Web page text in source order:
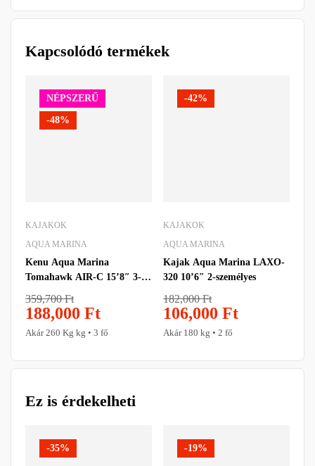
Kapcsolódó termékek
NÉPSZERŰ
-48%
KAJAKOK
AQUA MARINA
Kenu Aqua Marina
Tomahawk AIR-C 15’8″ 3-
359,700Ft
188,000 Ft
Akár 260 Kg kg • 3 fő
-42%
KAJAKOK
AQUA MARINA
Kajak Aqua Marina LAXO-
320 10’6″ 2-személyes
182,000Ft
106,000 Ft
Akár 180 kg • 2 fő
Ez is érdekelheti
-35% -19%